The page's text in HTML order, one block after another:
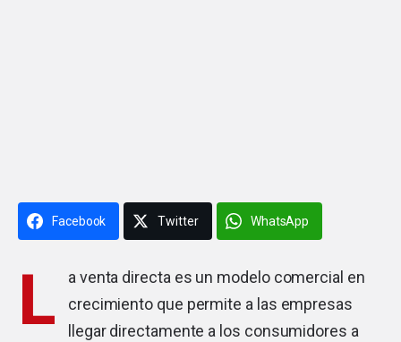
Facebook Twitter WhatsApp
L
a venta directa es un modelo comercial en
crecimiento que permite a las empresas
llegar directamente a los consumidores a